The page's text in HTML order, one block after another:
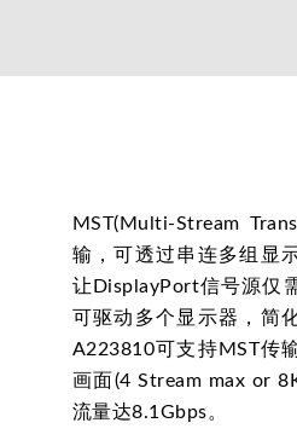
MST(Multi-Stream
输，可透过串连多组显
让DisplayPort信号源仅
可驱动多个显示器，简
A223810可支持MST传
画面(4 Stream max or
流量达8.1Gbps。